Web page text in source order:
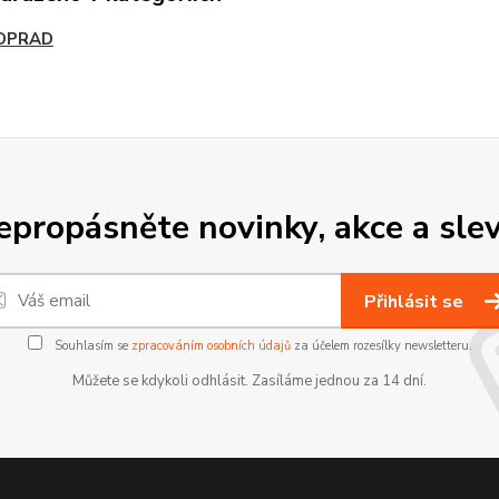
novinky, akce a
Přihlásit se
Souhlasím se zpracováním osobních údajůza účelem rozesílky newsletteru.
Můžete se kdykoli odhlásit. Zasíláme jednou za 14 dní.